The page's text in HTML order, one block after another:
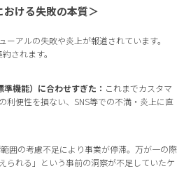
ける失敗の本質＞
アルの失敗や炎上が報道されています。
されます。
機能）に合わせすぎた： これまでカスタマ
利便性を損ない、SNS等での不満・炎上に直
囲の考慮不足により事業が停滞。万が一の際
られる」という事前の洞察が不足していたケ